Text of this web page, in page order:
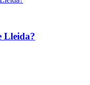
Lleida?